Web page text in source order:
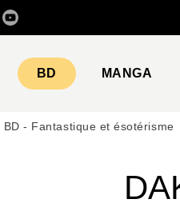
CONTENU
BD MANGA
BD - Fantastique et ésotérisme